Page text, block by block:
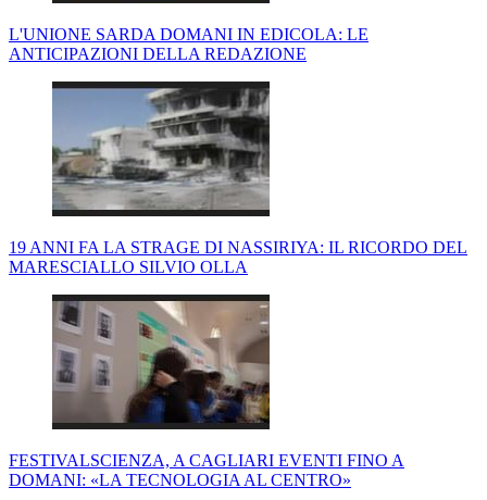
L'UNIONE SARDA DOMANI IN EDICOLA: LE
ANTICIPAZIONI DELLA REDAZIONE
19 ANNI FA LA STRAGE DI NASSIRIYA: IL RICORDO DEL
MARESCIALLO SILVIO OLLA
FESTIVALSCIENZA, A CAGLIARI EVENTI FINO A
DOMANI: «LA TECNOLOGIA AL CENTRO»